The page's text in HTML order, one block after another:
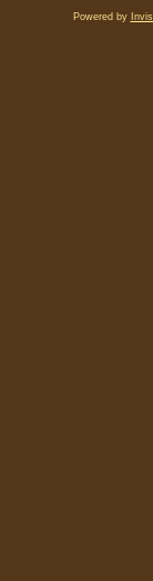
Powered by